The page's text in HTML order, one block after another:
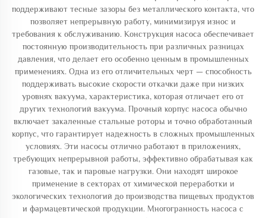
поддерживают тесные зазоры без металлического контакта, что
позволяет непрерывную работу, минимизируя износ и
требования к обслуживанию. Конструкция насоса обеспечивает
постоянную производительность при различных разницах
давления, что делает его особенно ценным в промышленных
применениях. Одна из его отличительных черт — способность
поддерживать высокие скорости откачки даже при низких
уровнях вакуума, характеристика, которая отличает его от
других технологий вакуума. Прочный корпус насоса обычно
включает закаленные стальные роторы и точно обработанный
корпус, что гарантирует надежность в сложных промышленных
условиях. Эти насосы отлично работают в приложениях,
требующих непрерывной работы, эффективно обрабатывая как
газовые, так и паровые нагрузки. Они находят широкое
применение в секторах от химической переработки и
экологических технологий до производства пищевых продуктов
и фармацевтической продукции. Многогранность насоса с